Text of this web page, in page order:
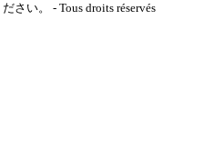
さい。 - Tous droits réservés